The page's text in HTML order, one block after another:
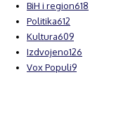
BiH i region618
Politika612
Kultura609
Izdvojeno126
Vox Populi9